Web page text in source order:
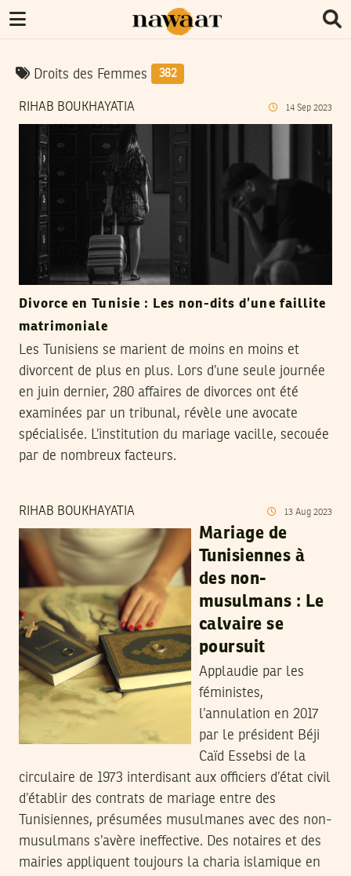
Droits des Femmes 382
RIHAB BOUKHAYATIA 14 Sep 2023
Divorce en Tunisie : Les non-dits d’une faillite
matrimoniale
Les Tunisiens se marient de moins en moins et
divorcent de plus en plus. Lors d’une seule journée
en juin dernier, 280 affaires de divorces ont été
examinées par un tribunal, révèle une avocate
spécialisée. L’institution du mariage vacille, secouée
par de nombreux facteurs.
RIHAB BOUKHAYATIA 13 Aug 2023
Mariage de
Tunisiennes à
des non-
musulmans : Le
calvaire se
poursuit
Applaudie par les
féministes,
l’annulation en 2017
par le président Béji
Caïd Essebsi de la
circulaire de 1973 interdisant aux officiers d’état civil
d’établir des contrats de mariage entre des
Tunisiennes, présumées musulmanes avec des non-
musulmans s’avère ineffective. Des notaires et des
mairies appliquent toujours la charia islamique en